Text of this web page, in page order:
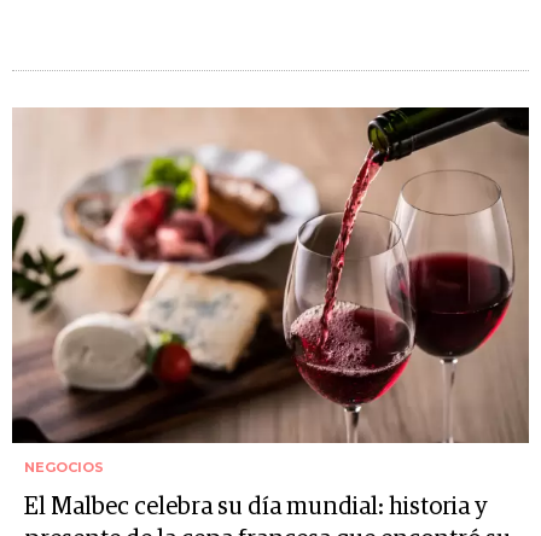
NEGOCIOS
El Malbec celebra su día mundial: historia y